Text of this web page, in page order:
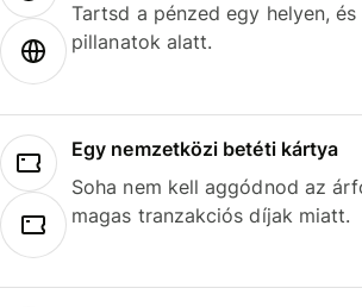
Tartsd a pénzed egy helyen,
pillanatok alatt.
Egy nemzetközi betéti kártya
Soha nem kell aggódnod az
magas tranzakciós díjak miatt.